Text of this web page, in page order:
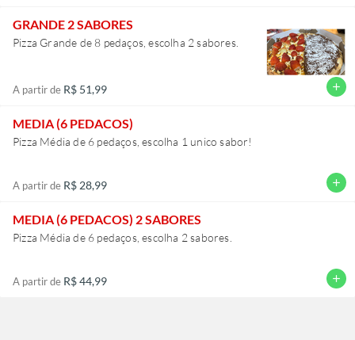
GRANDE 2 SABORES
Pizza Grande de 8 pedaços, escolha 2 sabores.
A partir de R$ 51,99 add
MEDIA (6 PEDACOS)
Pizza Média de 6 pedaços, escolha 1 unico sabor!
A partir de R$ 28,99 add
MEDIA (6 PEDACOS) 2 SABORES
Pizza Média de 6 pedaços, escolha 2 sabores.
A partir de R$ 44,99 add